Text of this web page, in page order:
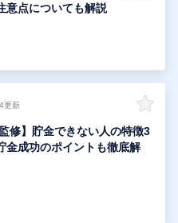
意点についても解説
更新
監修】貯金できない人の特徴3
金成功のポイントも徹底解